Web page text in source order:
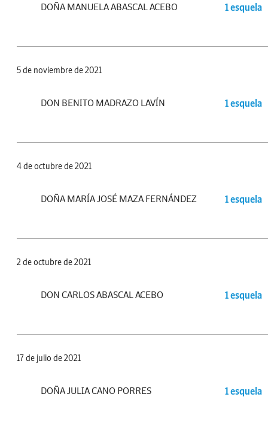
DOÑA MANUELA ABASCAL ACEBO 1 esquela
5 de noviembre de 2021
DON BENITO MADRAZO LAVÍN 1 esquela
4 de octubre de 2021
DOÑA MARÍA JOSÉ MAZA FERNÁNDEZ 1 esquela
2 de octubre de 2021
DON CARLOS ABASCAL ACEBO 1 esquela
17 de julio de 2021
DOÑA JULIA CANO PORRES 1 esquela